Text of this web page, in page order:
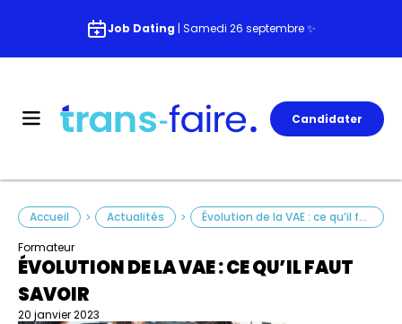
Job Dating | Samedi 26 septembre ✨
Candidater
Formateur
Accueil > Actualités > Évolution de la VAE : ce qu’il faut savoir
ÉVOLUTION DE LA VAE : CE QU’IL FAUT
SAVOIR
20 janvier 2023